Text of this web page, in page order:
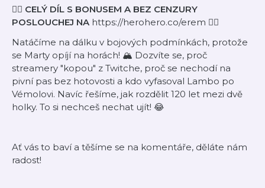
👉🏻 CELÝ DÍL S BONUSEM A BEZ CENZURY
POSLOUCHEJ NA https://herohero.co/erem 👈🏻
Natáčíme na dálku v bojových podmínkách, protože
se Marty opíjí na horách! 🏔️ Dozvíte se, proč
streamery "kopou" z Twitche, proč se nechodí na
pivní pas bez hotovosti a kdo vyfasoval Lambo po
Vémolovi. Navíc řešíme, jak rozdělit 120 let mezi dvě
holky. To si nechceš nechat ujít! 😂
Ať vás to baví a těšíme se na komentáře, děláte nám
radost!